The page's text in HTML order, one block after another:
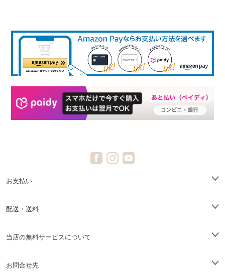
お支払い
配送・送料
当店の無料サービスについて
お問合せ先